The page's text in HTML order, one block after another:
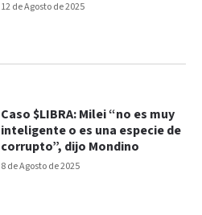
12 de Agosto de 2025
8 de Agosto de 2025
Caso $LIBRA: Milei “no es muy
inteligente o es una especie de
corrupto”, dijo Mondino